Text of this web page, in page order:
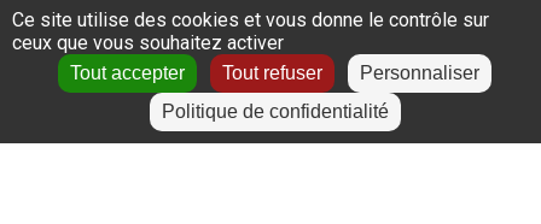
Villeurbanne
Lyon
Le Puy-en-Velay
+
Ce site utilise des cookies et vous donne le contrôle sur
ceux que vous souhaitez activer
Tout accepter Tout refuser
Personnaliser
Politique de confidentialité